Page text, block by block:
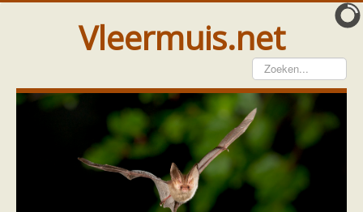
Vleermuis.net
Vleermuis gezien
Waarneming doorgeven
Wat doen wij met meldingen
Telinstructie
Waarnemingen doorgeven elders